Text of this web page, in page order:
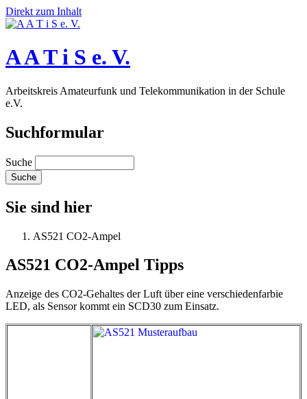
Direkt zum Inhalt
A A T i S e. V.
Arbeitskreis Amateurfunk und Telekommunikation in der Schule
e.V.
Suchformular
Suche
Sie sind hier
AS521 CO2-Ampel
AS521 CO2-Ampel Tipps
Anzeige des CO2-Gehaltes der Luft über eine verschiedenfarbie
LED, als Sensor kommt ein SCD30 zum Einsatz.